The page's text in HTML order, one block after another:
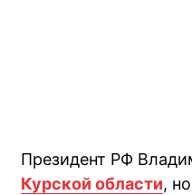
Президент РФ
Курской области,